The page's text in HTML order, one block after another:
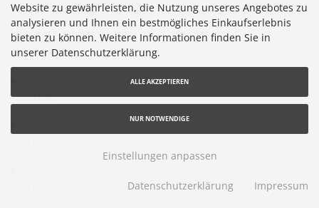
Horron
Hospira
HUAXI
Website zu gewährleisten, die Nutzung unseres Angebotes zu
analysieren und Ihnen ein bestmögliches Einkaufserlebnis
bieten zu können. Weitere Informationen finden Sie in
unserer Datenschutzerklärung.
ALLE AKZEPTIEREN
NUR NOTWENDIGE
Einstellungen anpassen
Datenschutzerklärung Impressum